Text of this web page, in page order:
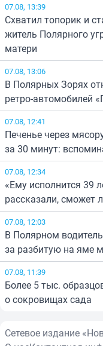
07.08, 13:39
Схватил топорик и
житель Полярного
матери
07.08, 13:06
В Полярных Зорях
ретро-автомобилей
07.08, 12:41
Печенье через
за 30 минут:
07.08, 12:34
«Ему исполнится 39
рассказали, сможет
07.08, 12:03
В Полярном
за разбитую на яме
07.08, 11:39
Более 5 тыс.
о сокровищах сада
Сетевое издание